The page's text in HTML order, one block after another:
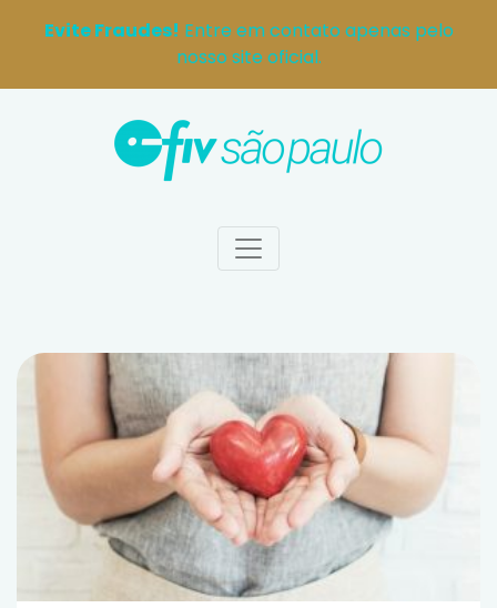
Evite Fraudes! Entre em contato apenas pelo
nosso site oficial.